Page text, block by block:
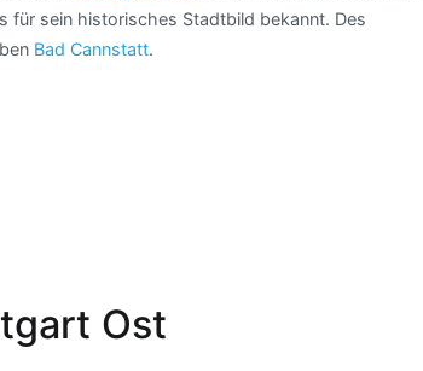
für sein historisches Stadtbild bekannt. Des
Bad Cannstatt.
Ost